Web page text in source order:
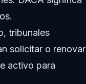
tribunales
solicitar o renovar
activo para